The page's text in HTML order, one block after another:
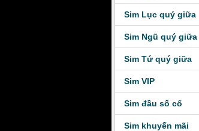
Sim Lục quý giữa
Sim Ngũ quý giữa
Sim Tứ quý giữa
Sim VIP
Sim đầu số cổ
Sim khuyến mãi